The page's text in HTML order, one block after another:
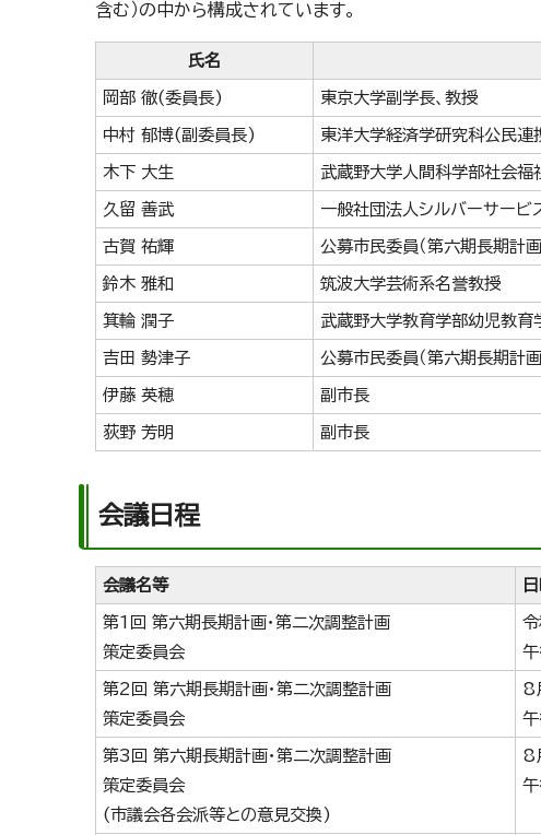
含む）の中から構成されています。
氏名
岡部 徹(委員長) 東京大学副学長、教授
中村 郁博(副委員長) 東洋大学経済学研究科公民連
木下 大生 武蔵野大学人間科学部社会福
久留 善武 一般社団法人シルバーサービ
古賀 祐輝 公募市民委員（第六期長期計
鈴木 雅和 筑波大学芸術系名誉教授
箕輪 潤子 武蔵野大学教育学部幼児教育
吉田 勢津子 公募市民委員（第六期長期計
伊藤 英穂 副市長
荻野 芳明 副市長
会議日程
会議名等
第1回 第六期長期計画・第二次調整計画
策定委員会
第2回 第六期長期計画・第二次調整計画
策定委員会
8
第3回 第六期長期計画・第二次調整計画
策定委員会
(市議会各会派等との意見交換)
8